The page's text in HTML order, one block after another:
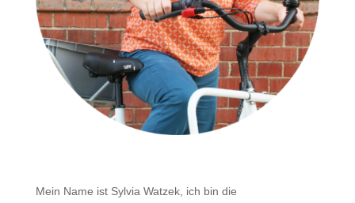
Mein Name ist Sylvia Watzek, ich bin die